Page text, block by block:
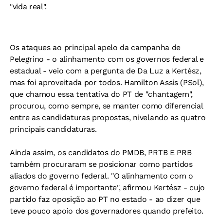
"vida real".
Os ataques ao principal apelo da campanha de
Pelegrino - o alinhamento com os governos federal e
estadual - veio com a pergunta de Da Luz a Kertész,
mas foi aproveitada por todos. Hamilton Assis (PSol),
que chamou essa tentativa do PT de "chantagem",
procurou, como sempre, se manter como diferencial
entre as candidaturas propostas, nivelando as quatro
principais candidaturas.
Ainda assim, os candidatos do PMDB, PRTB E PRB
também procuraram se posicionar como partidos
aliados do governo federal. "O alinhamento com o
governo federal é importante", afirmou Kertész - cujo
partido faz oposição ao PT no estado - ao dizer que
teve pouco apoio dos governadores quando prefeito.